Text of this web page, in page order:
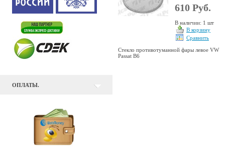
ОПЛАТЫ.
610 Руб.
В наличии: 1 шт
В корзину
Сравнить
Стекло противотуманной фары левое VW
Passat B6